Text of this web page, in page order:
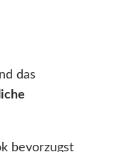
das
bevorzugst